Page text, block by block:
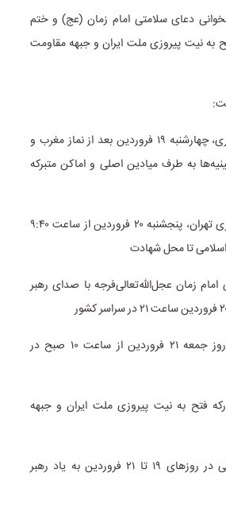
دعای سلامتی امام زمان (عج) و ختم
به نیت پیروزی ملت ایران و جبهه مقاومت
حرکت دسته‌های عزاداری، چهارشنبه ۱۹ فروردین بعد از نماز مغرب و
به طرف میادین اصلی و اماکن متبرکه
حرکت دسته‌های عزاداری تهران، پنجشنبه ۲۰ فروردین از ساعت ۹:۴۰
تا محل شهادت
زمان عجل‌الله‌تعالی‌فرجه با صدای رهبر
مراسم گرامیداشت در روز جمعه ۲۱ فروردین از ساعت ۱۰ صبح در
فتح به نیت پیروزی ملت ایران و جبهه
برپایی روضه‌های خانگی در روزهای ۱۹ تا ۲۱ فروردین به یاد رهبر